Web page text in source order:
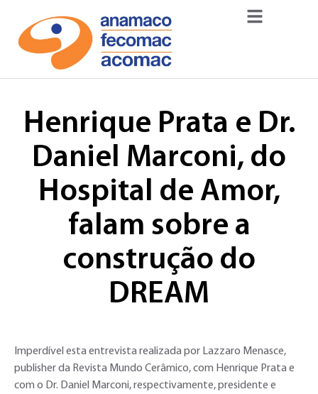
Henrique Prata e Dr.
Daniel Marconi, do
Hospital de Amor,
falam sobre a
construção do
DREAM
Imperdível esta entrevista realizada por Lazzaro Menasce,
publisher da Revista Mundo Cerâmico, com Henrique Prata e
com o Dr. Daniel Marconi, respectivamente, presidente e